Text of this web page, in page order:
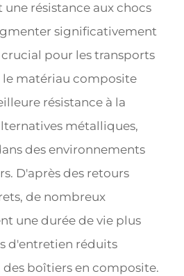
résistance aux chocs
significativement
pour les transports
le matériau composite
résistance à la
métalliques,
des environnements
D'après des retours
de nombreux
une durée de vie plus
d'entretien réduits
des boîtiers en composite.